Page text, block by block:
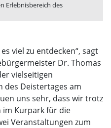
Erlebnisbereich des
viel zu entdecken“, sagt
Dr. Thomas
vielseitigen
des Deistertages am
uns sehr, dass wir trotz
Kurpark für die
Veranstaltungen zum